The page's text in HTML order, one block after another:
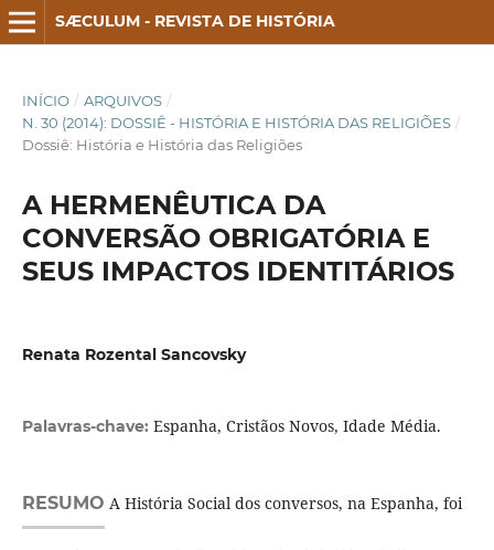
SÆCULUM - REVISTA DE HISTÓRIA
INÍCIO / ARQUIVOS /
N. 30 (2014): DOSSIÊ - HISTÓRIA E HISTÓRIA DAS RELIGIÕES /
Dossiê: História e História das Religiões
A HERMENÊUTICA DA
CONVERSÃO OBRIGATÓRIA E
SEUS IMPACTOS IDENTITÁRIOS
Renata Rozental Sancovsky
Palavras-chave: Espanha, Cristãos Novos, Idade Média.
RESUMO A História Social dos conversos, na Espanha, foi